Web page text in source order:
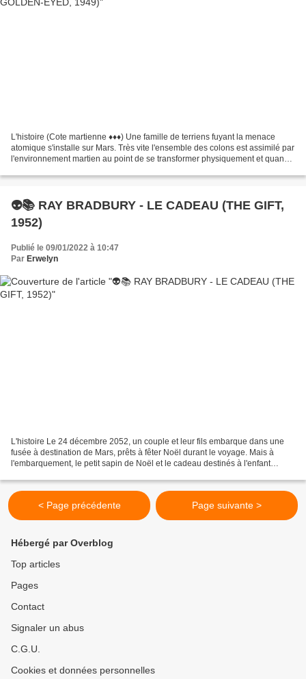
L'histoire (Cote martienne ♦♦♦) Une famille de terriens fuyant la menace
atomique s'installe sur Mars. Très vite l'ensemble des colons est assimilé par
l'environnement martien au point de se transformer physiquement et quand
👽📚 RAY BRADBURY - LE CADEAU (THE GIFT,
1952)
Publié le 09/01/2022 à 10:47
Par Erwelyn
L'histoire Le 24 décembre 2052, un couple et leur fils embarque dans une
fusée à destination de Mars, prêts à fêter Noël durant le voyage. Mais à
l'embarquement, le petit sapin de Noël et le cadeau destinés à l'enfant
< Page précédente Page suivante >
Hébergé par Overblog
Top articles
Pages
Contact
Signaler un abus
C.G.U.
Cookies et données personnelles